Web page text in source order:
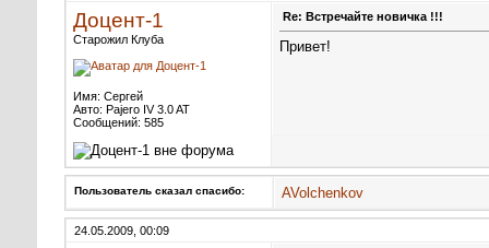
Доцент-1
Старожил Клуба
Имя: Сергей
Авто: Pajero IV 3.0 AT
Сообщений: 585
Re: Встречайте новичка !!!
Привет!
Пользователь сказал cпасибо: AVolchenkov
24.05.2009, 00:09